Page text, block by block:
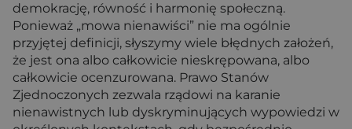
demokrację, równość i harmonię społeczną.
Ponieważ „mowa nienawiści” nie ma ogólnie
przyjętej definicji, słyszymy wiele błędnych założeń,
że jest ona albo całkowicie nieskrępowana, albo
całkowicie ocenzurowana. Prawo Stanów
Zjednoczonych zezwala rządowi na karanie
nienawistnych lub dyskryminujących wypowiedzi w